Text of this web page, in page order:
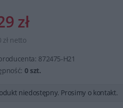
zł
zł netto
872475-H21
0 szt.
niedostępny. Prosimy o kontakt.